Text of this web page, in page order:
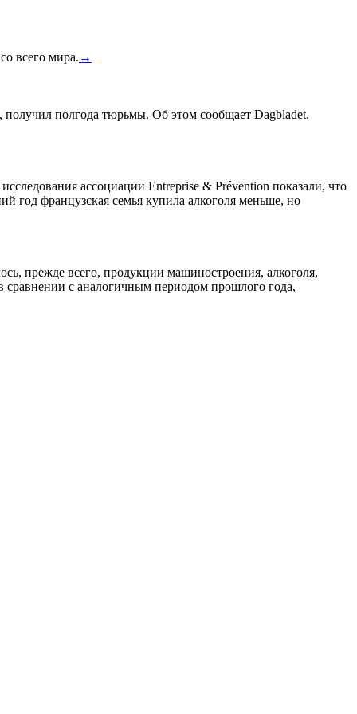
всего мира. →
полгода тюрьмы. Об этом сообщает Dagbladet.
ассоциации Entreprise & Prévention показали, что
год французская семья купила алкоголя меньше, но
прежде всего, продукции машиностроения, алкоголя,
сравнении с аналогичным периодом прошлого года,